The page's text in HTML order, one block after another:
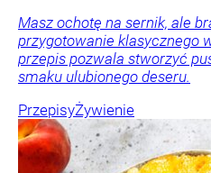
Masz ochotę na sernik, ale
przygotowanie klasycznego
przepis pozwala stworzyć
smaku ulubionego deseru.
PrzepisyŻywienie